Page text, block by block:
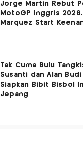
Jorge Martin Rebut
MotoGP Inggris
Marquez Start
Tak Cuma Bulu
Susanti dan Alan Budi
Siapkan Bibit Bisbol
Jepang